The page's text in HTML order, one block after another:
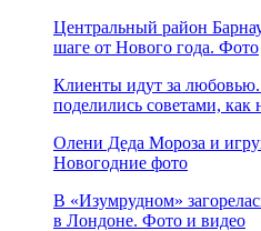
Центральный район
шаге от Нового года. Фото
Клиенты идут за
поделились советами, как
Олени Деда Мороза и
Новогодние фото
В «Изумрудном»
в Лондоне. Фото и видео